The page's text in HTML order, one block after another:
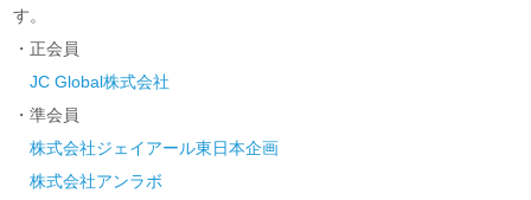
す。
・正会員
JC Global株式会社
・準会員
株式会社ジェイアール東日本企画
株式会社アンラボ